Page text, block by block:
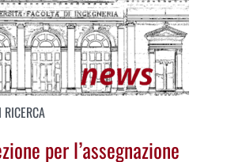
per l’assegnazione